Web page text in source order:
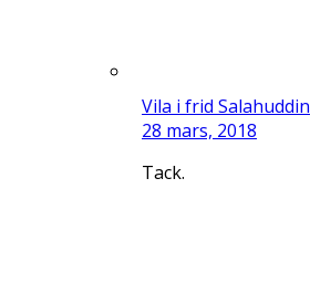
Vila i frid Salahuddin
28 mars, 2018
Tack.